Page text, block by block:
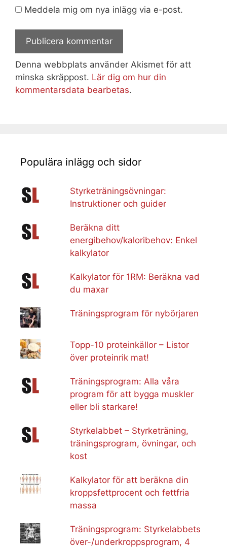
Meddela mig om nya inlägg via e-post.
Denna webbplats använder Akismet för att
minska skräppost. Lär dig om hur din
kommentarsdata bearbetas.
Populära inlägg och sidor
Styrketräningsövningar:
Instruktioner och guider
Beräkna ditt
energibehov/kaloribehov: Enkel
kalkylator
Kalkylator för 1RM: Beräkna vad
du maxar
Träningsprogram för nybörjaren
Topp-10 proteinkällor – Listor
över proteinrik mat!
Träningsprogram: Alla våra
program för att bygga muskler
eller bli starkare!
Styrkelabbet – Styrketräning,
träningsprogram, övningar, och
kost
Kalkylator för att beräkna din
kroppsfettprocent och fettfria
massa
Träningsprogram: Styrkelabbets
över-/underkroppsprogram, 4